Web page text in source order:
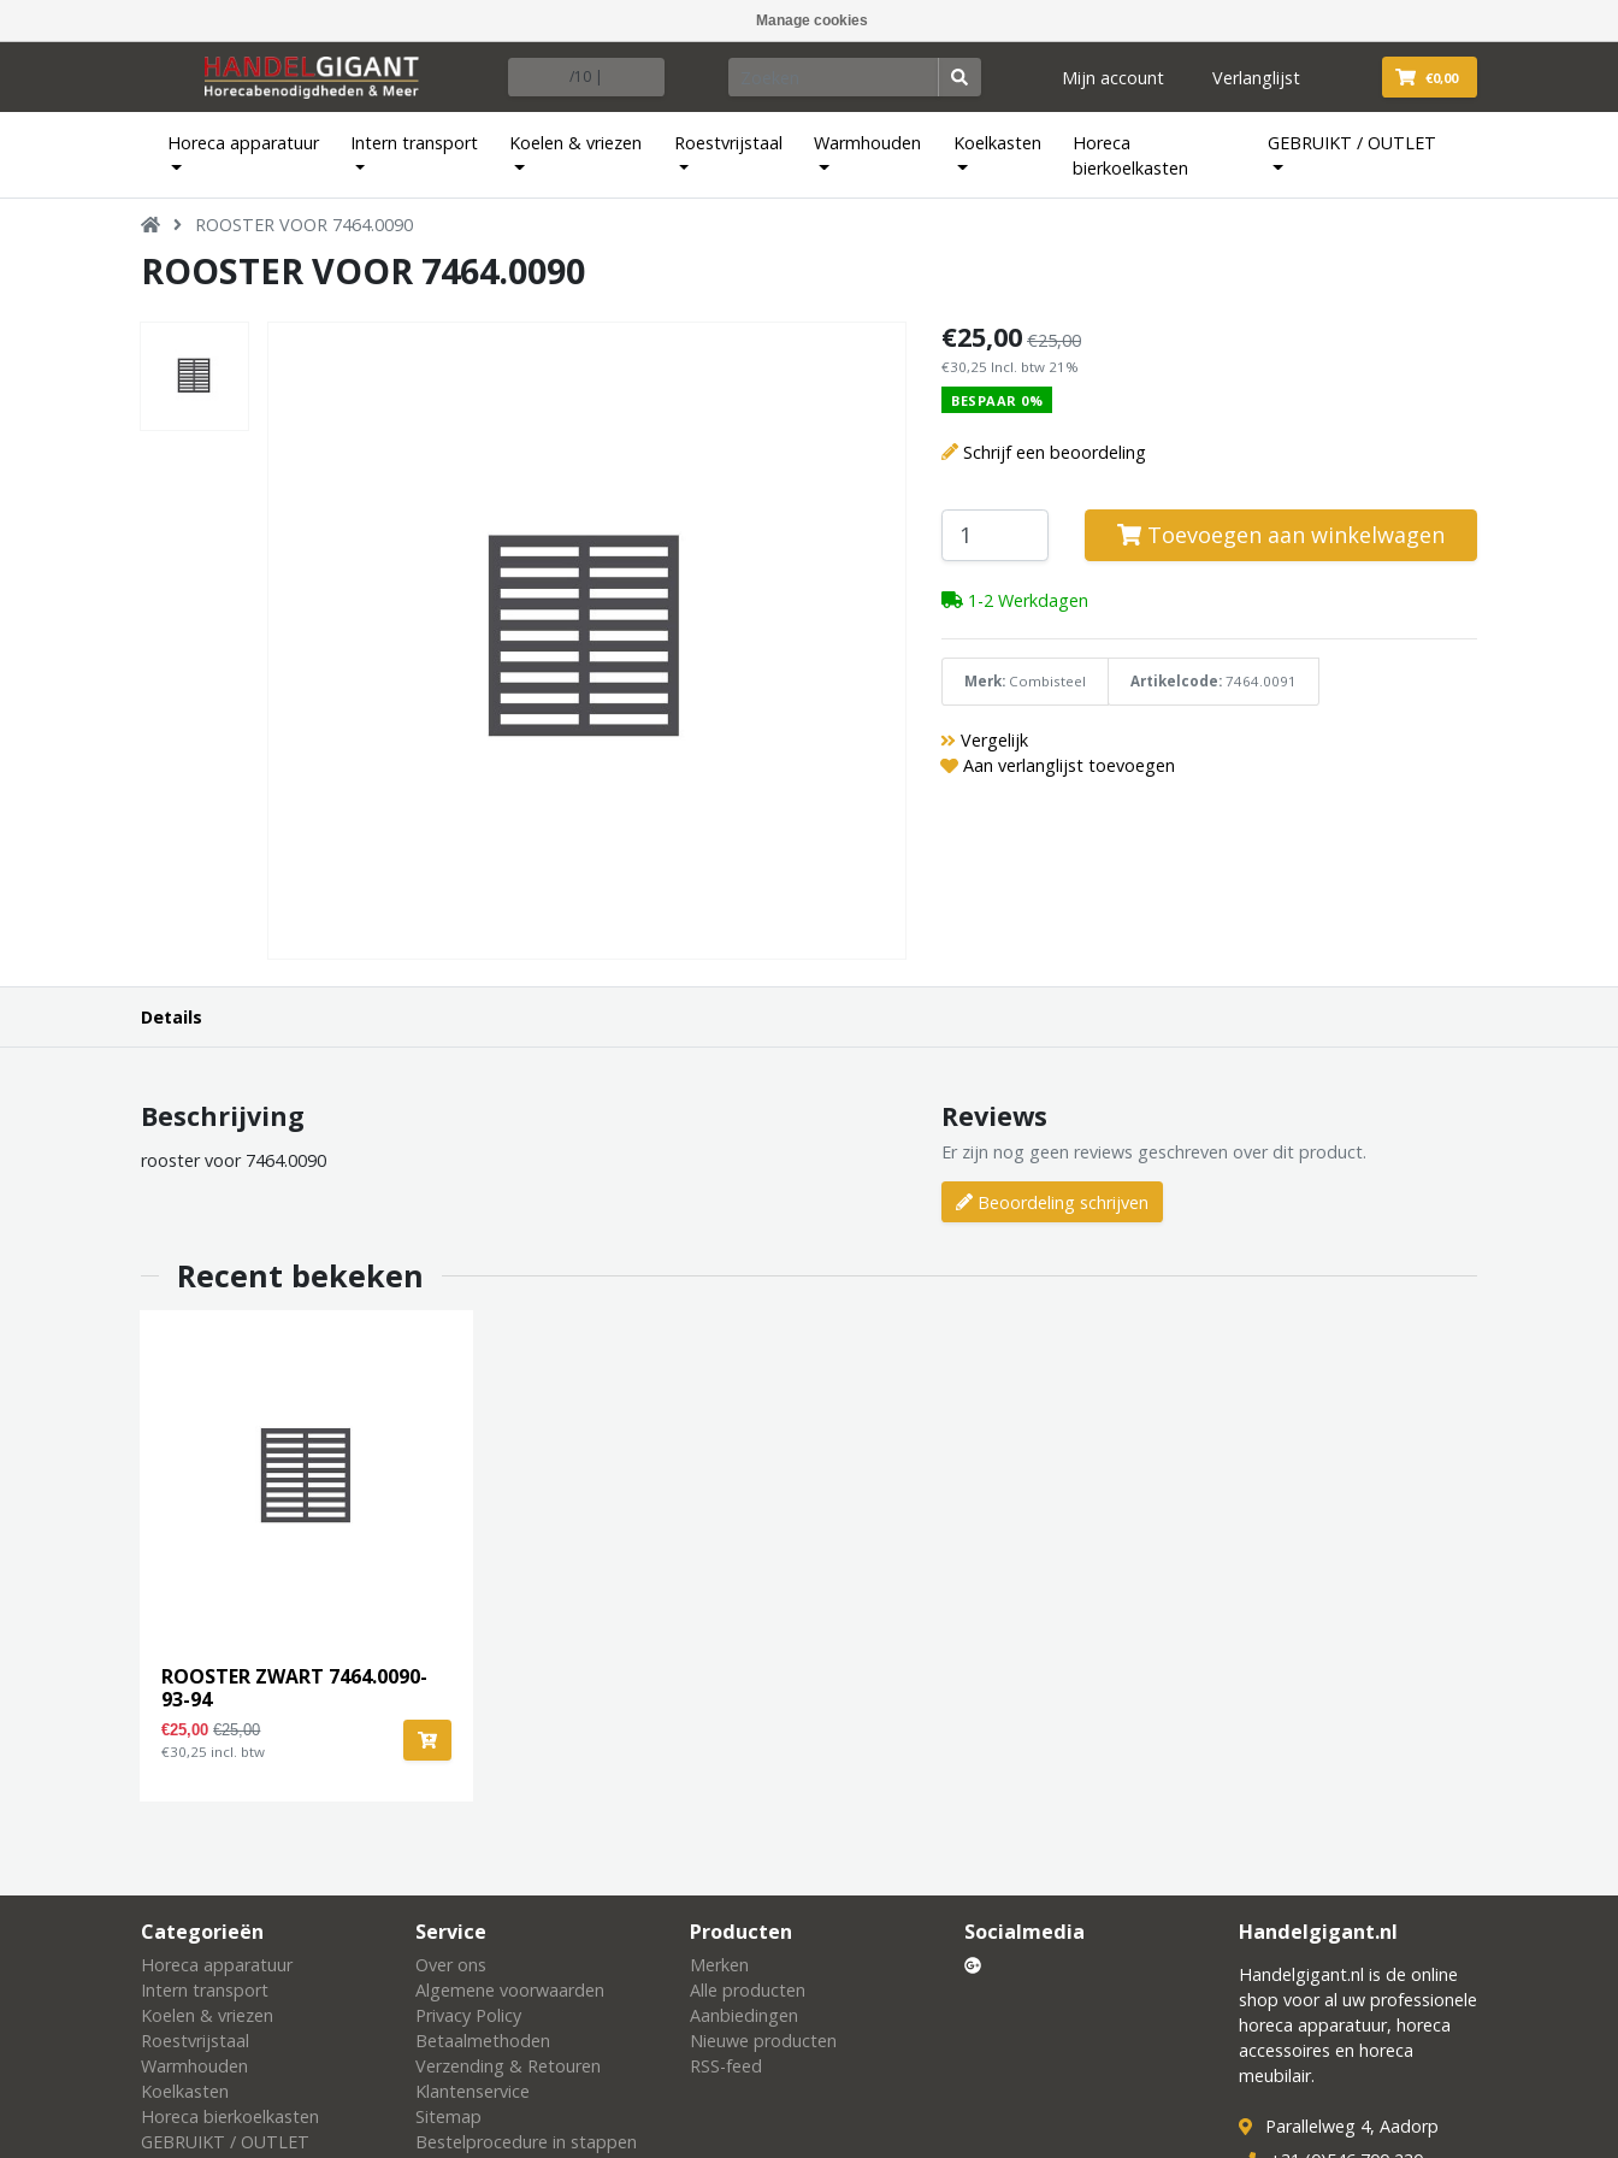
Manage cookies
/10 | Mijn account Verlanglijst €0,00
Horeca apparatuur Intern transport Koelen & vriezen Roestvrijstaal Warmhouden Koelkasten
Horeca
bierkoelkasten
GEBRUIKT / OUTLET
ROOSTER VOOR 7464.0090
ROOSTER VOOR 7464.0090
€25,00 €25,00
€30,25 Incl. btw 21%
BESPAAR 0%
Schrijf een beoordeling
Toevoegen aan winkelwagen
1-2 Werkdagen
Merk: Combisteel Artikelcode: 7464.0091
Vergelijk
Aan verlanglijst toevoegen
Details
Beschrijving
rooster voor 7464.0090
Reviews
Er zijn nog geen reviews geschreven over dit product.
Beoordeling schrijven
Recent bekeken
ROOSTER ZWART 7464.0090-
93-94
€25,00€25,00
€30,25 incl. btw
Categorieën
Horeca apparatuur
Intern transport
Koelen & vriezen
Roestvrijstaal
Warmhouden
Koelkasten
Horeca bierkoelkasten
GEBRUIKT / OUTLET
Service
Over ons
Algemene voorwaarden
Privacy Policy
Betaalmethoden
Verzending & Retouren
Klantenservice
Sitemap
Bestelprocedure in stappen
Producten
Merken
Alle producten
Aanbiedingen
Nieuwe producten
RSS-feed
Socialmedia Handelgigant.nl
Handelgigant.nl is de online
shop voor al uw professionele
horeca apparatuur, horeca
accessoires en horeca
meubilair.
Parallelweg 4, Aadorp